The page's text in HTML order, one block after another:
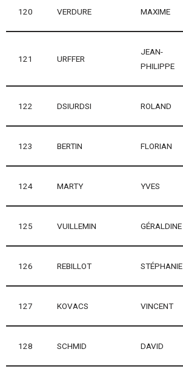
120 VERDURE MAXIME
121 URFFER
JEAN-
PHILIPPE
122 DSIURDSI ROLAND
123 BERTIN FLORIAN
124 MARTY YVES
125 VUILLEMIN GÉRALDINE
126 REBILLOT STÉPHANIE
127 KOVACS VINCENT
128 SCHMID DAVID